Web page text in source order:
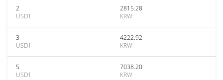
2
USD1
2815.28
KRW
3
USD1
4222.92
KRW
5
USD1
7038.20
KRW